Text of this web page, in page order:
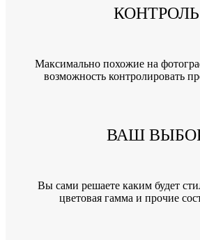
КОНТРОЛЬ
Максимально похожие на
возможность контролировать
ВАШ
Вы сами решаете каким будет
цветовая гамма и прочие